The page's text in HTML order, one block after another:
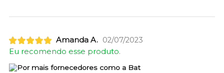
Amanda A. 02/07/2023
Eu recomendo esse produto.
Por mais fornecedores como a Bat